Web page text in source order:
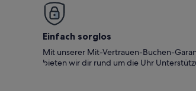
Einfach sorglos
Mit unserer Mit-Vertrauen-Buchen-
bieten wir dir rund um die Uhr